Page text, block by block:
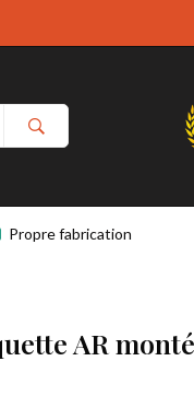
Propre fabrication
AR